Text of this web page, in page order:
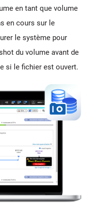
en tant que volume
en cours sur le
le système pour
du volume avant de
si le fichier est ouvert.